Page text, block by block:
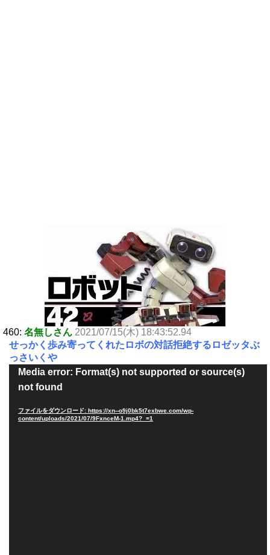
460: 名無しさん 2021/07/15(木) 18:43:52.94
せっかく歩み寄ってくれたロボの対話拒絶するロゼッタぶ
っさいくや
Media error: Format(s) not supported or source(s)
not found
ファイルをダウンロード: https://xn--o9j0bk5t7exbwe.com/wp-
content/uploads/2021/07/9FxnceM-1.mp4?_=1